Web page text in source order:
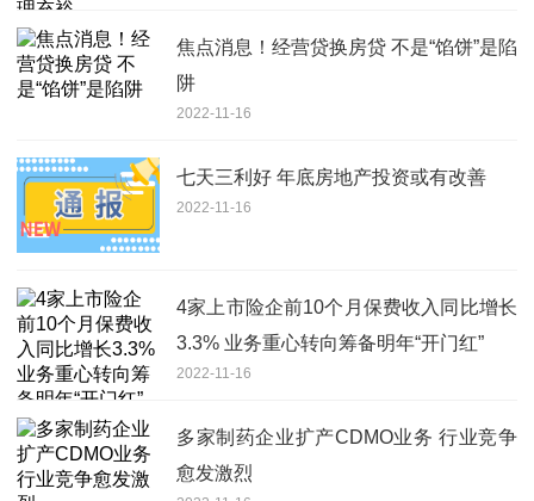
焦点消息！经营贷换房贷 不是“馅饼”是陷
阱
2022-11-16
七天三利好 年底房地产投资或有改善
2022-11-16
4家上市险企前10个月保费收入同比增长
3.3% 业务重心转向筹备明年“开门红”
2022-11-16
多家制药企业扩产CDMO业务 行业竞争
愈发激烈